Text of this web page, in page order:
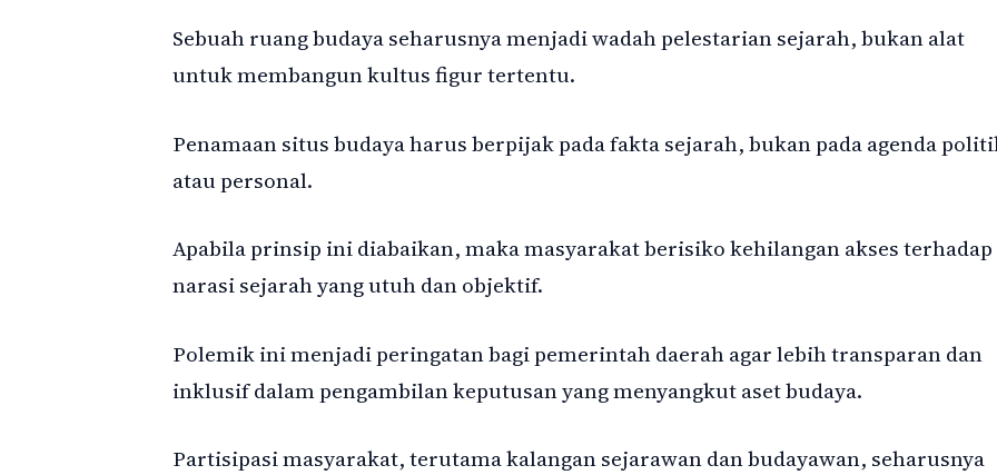
Sebuah ruang budaya seharusnya menjadi wadah pelestarian sejarah, bukan alat
untuk membangun kultus figur tertentu.
Penamaan situs budaya harus berpijak pada fakta sejarah, bukan pada agenda
atau personal.
Apabila prinsip ini diabaikan, maka masyarakat berisiko kehilangan akses terhadap
narasi sejarah yang utuh dan objektif.
Polemik ini menjadi peringatan bagi pemerintah daerah agar lebih transparan dan
inklusif dalam pengambilan keputusan yang menyangkut aset budaya.
Partisipasi masyarakat, terutama kalangan sejarawan dan budayawan, seharusnya